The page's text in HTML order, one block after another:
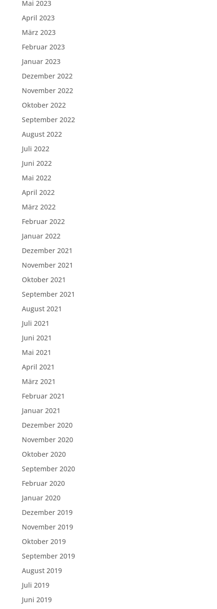
Mai 2023
April 2023
März 2023
Februar 2023
Januar 2023
Dezember 2022
November 2022
Oktober 2022
September 2022
August 2022
Juli 2022
Juni 2022
Mai 2022
April 2022
März 2022
Februar 2022
Januar 2022
Dezember 2021
November 2021
Oktober 2021
September 2021
August 2021
Juli 2021
Juni 2021
Mai 2021
April 2021
März 2021
Februar 2021
Januar 2021
Dezember 2020
November 2020
Oktober 2020
September 2020
Februar 2020
Januar 2020
Dezember 2019
November 2019
Oktober 2019
September 2019
August 2019
Juli 2019
Juni 2019